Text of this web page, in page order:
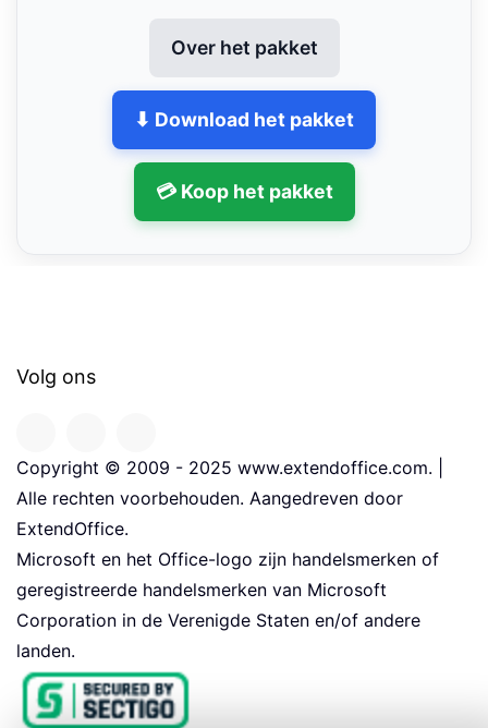
Over het pakket
⬇ Download het pakket
💳 Koop het pakket
Volg ons
Copyright © 2009 - 2025 www.extendoffice.com. |
Alle rechten voorbehouden. Aangedreven door
ExtendOffice.
Microsoft en het Office-logo zijn handelsmerken of
geregistreerde handelsmerken van Microsoft
Corporation in de Verenigde Staten en/of andere
landen.